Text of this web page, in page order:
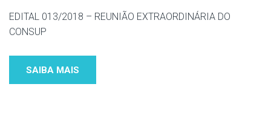
EDITAL 013/2018 – REUNIÃO EXTRAORDINÁRIA DO
CONSUP
SAIBA MAIS